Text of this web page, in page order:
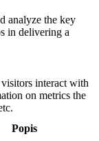
analyze the key
in delivering a
interact with
on metrics the
Popis